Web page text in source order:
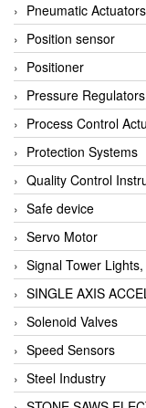
Pneumatic Actuators
Position sensor
Positioner
Pressure Regulators
Process Control
Protection Systems
Quality Control
Safe device
Servo Motor
Signal Tower
SINGLE AXIS
Solenoid Valves
Speed Sensors
Steel Industry